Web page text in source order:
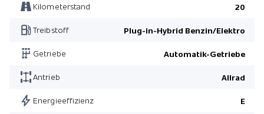
Kilometerstand 20
Treibstoff Plug-in-Hybrid Benzin/Elektro
Getriebe Automatik-Getriebe
Antrieb Allrad
Energieeffizienz E